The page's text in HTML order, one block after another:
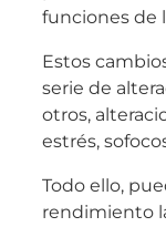
funciones de
Estos
serie de
otros,
estrés,
Todo ello,
rendimiento